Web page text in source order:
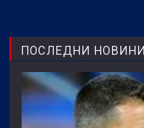
ПОСЛЕДНИ НОВИНИ